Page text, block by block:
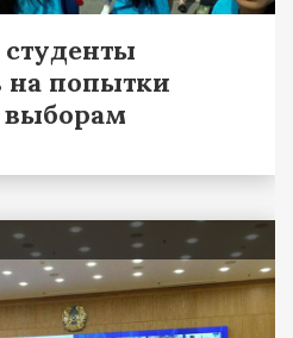
студенты
на попытки
выборам